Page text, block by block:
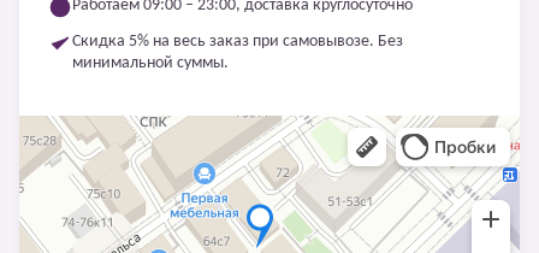
Работаем 09:00 – 23:00, доставка круглосуточно
Скидка 5% на весь заказ при самовывозе. Без
минимальной суммы.